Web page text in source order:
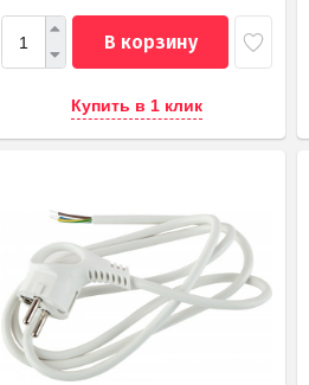
В корзину
Купить в 1 клик